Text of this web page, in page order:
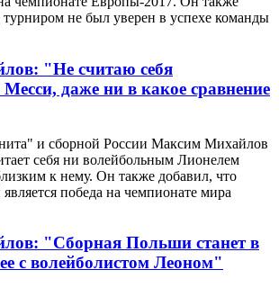
турниром не был уверен в успехе команды
"Не считаю себя
даже ни в какое сравнение
и сборной России Максим Михайлов
себя ни волейбольным Лионелем
к нему. Он также добавил, что
победа на чемпионате мира
"Сборная Польши станет в
с волейболистом Леоном"